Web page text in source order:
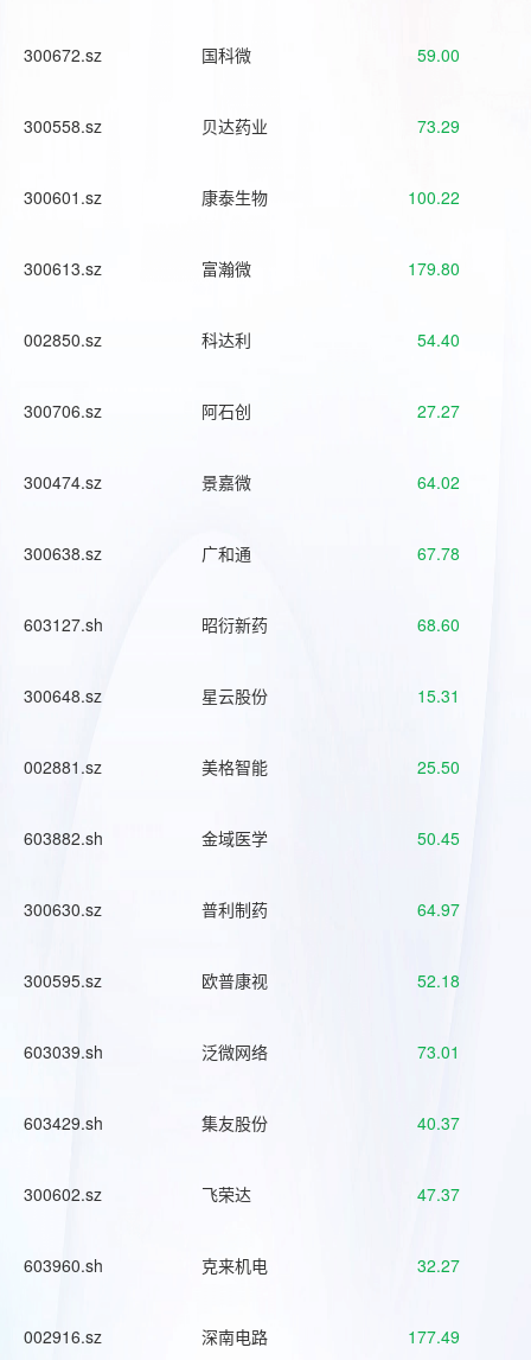
300672.sz 国科微 59.00
300558.sz 贝达药业 73.29
300601.sz 康泰生物 100.22
300613.sz 富瀚微 179.80
002850.sz 科达利 54.40
300706.sz 阿石创 27.27
300474.sz 景嘉微 64.02
300638.sz 广和通 67.78
603127.sh 昭衍新药 68.60
300648.sz 星云股份 15.31
002881.sz 美格智能 25.50
603882.sh 金域医学 50.45
300630.sz 普利制药 64.97
300595.sz 欧普康视 52.18
603039.sh 泛微网络 73.01
603429.sh 集友股份 40.37
300602.sz 飞荣达 47.37
603960.sh 克来机电 32.27
002916.sz 深南电路 177.49